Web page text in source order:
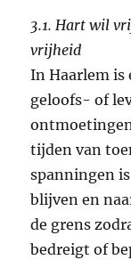
3.1. Hart wil
vrijheid
In Haarlem is
geloofs- of
tijden van
spanningen
blijven en
de grens
bedreigt of